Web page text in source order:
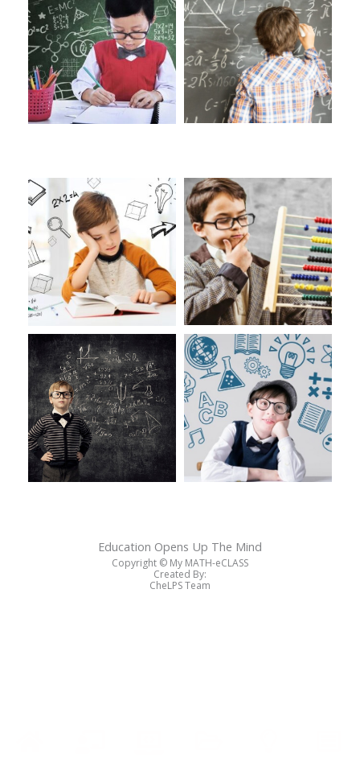
Education Opens Up The Mind
Copyright ©️ My MATH-eCLASS
Created By:
CheLPS Team